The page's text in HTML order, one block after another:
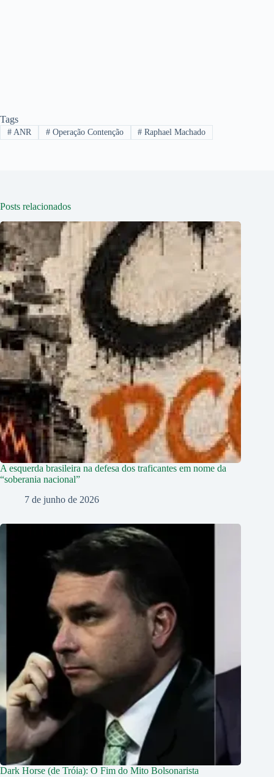
Tags
#ANR #Operação Contenção # Raphael Machado
Posts relacionados
A esquerda brasileira na defesa dos traficantes em nome da
“soberania nacional”
7 de junho de 2026
Dark Horse (de Tróia): O Fim do Mito Bolsonarista